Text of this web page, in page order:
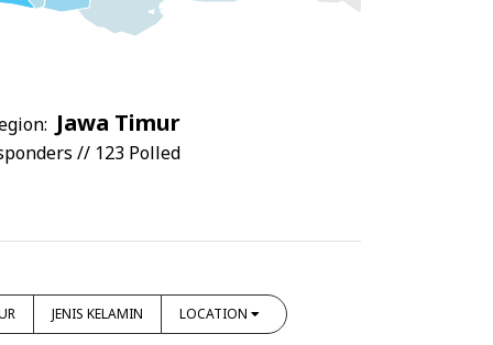
Jawa Timur
// 123 Polled
JENIS KELAMIN LOCATION